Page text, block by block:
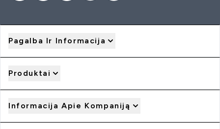
Pagalba Ir Informacija
Produktai
Informacija Apie Kompaniją